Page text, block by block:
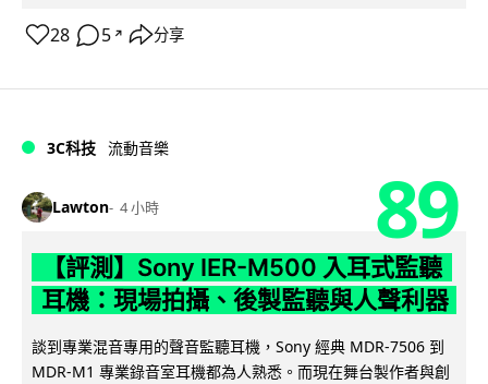
28 5 ↗ 分享
3C科技 流動音樂
Lawton 4 小時 89
【評測】Sony IER-M500 入耳式監聽
耳機：現場拍攝、後製監聽與人聲利器
談到專業混音專用的聲音監聽耳機，Sony 經典 MDR-7506 到
MDR-M1 專業錄音室耳機都為人熟悉。而現在舞台製作者與創